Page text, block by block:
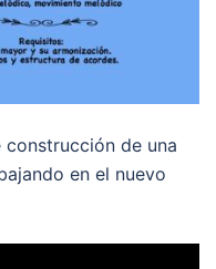
de una
en el nuevo